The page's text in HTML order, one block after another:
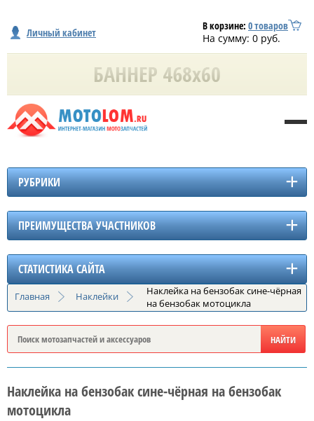
Личный кабинет В корзине: 0товаров
На сумму: 0 руб.
РУБРИКИ
ПРЕИМУЩЕСТВА УЧАСТНИКОВ
СТАТИСТИКА САЙТА
Главная Наклейки
Наклейка на бензобак сине-чёрная
на бензобак мотоцикла
Наклейка на бензобак сине-чёрная на бензобак
мотоцикла